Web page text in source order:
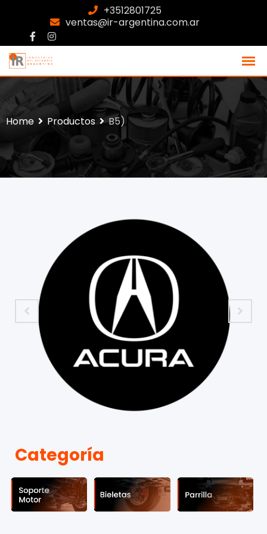
+3512801725
ventas@ir-argentina.com.ar
Home Productos B5)
Categoría